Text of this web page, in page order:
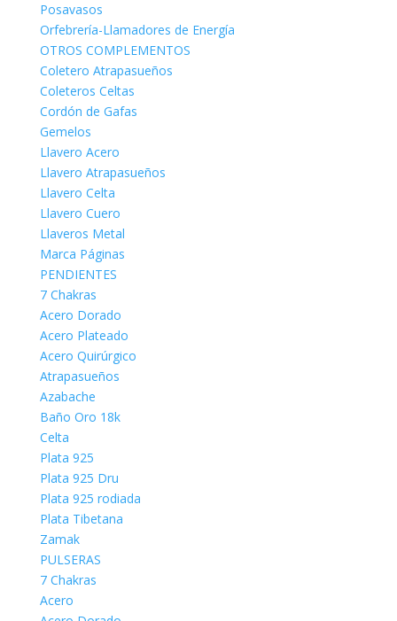
Posavasos
Orfebrería-Llamadores de Energía
OTROS COMPLEMENTOS
Coletero Atrapasueños
Coleteros Celtas
Cordón de Gafas
Gemelos
Llavero Acero
Llavero Atrapasueños
Llavero Celta
Llavero Cuero
Llaveros Metal
Marca Páginas
PENDIENTES
7 Chakras
Acero Dorado
Acero Plateado
Acero Quirúrgico
Atrapasueños
Azabache
Baño Oro 18k
Celta
Plata 925
Plata 925 Dru
Plata 925 rodiada
Plata Tibetana
Zamak
PULSERAS
7 Chakras
Acero